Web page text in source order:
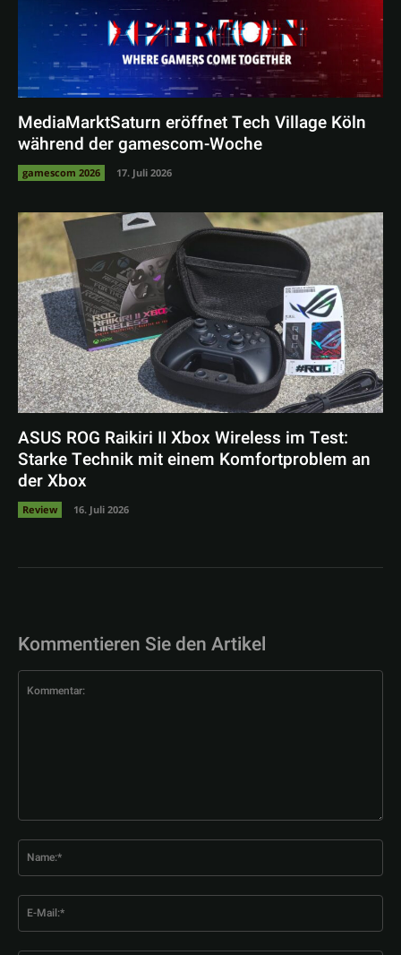
MediaMarktSaturn eröffnet Tech Village Köln
während der gamescom-Woche
gamescom 2026 17. Juli 2026
ASUS ROG Raikiri II Xbox Wireless im Test:
Starke Technik mit einem Komfortproblem an
der Xbox
Review 16. Juli 2026
Kommentieren Sie den Artikel